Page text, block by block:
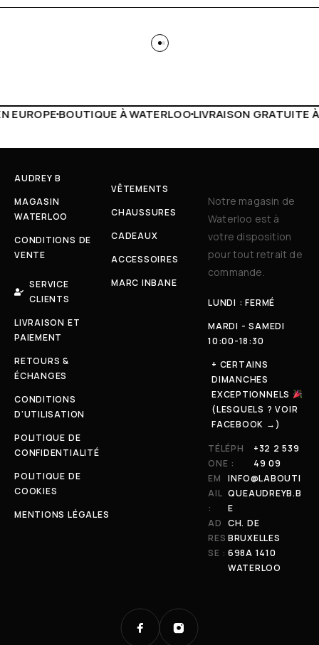
LIVRAISON GRATUITE À PARTIR DE 150€LIVE
AUDREY B
MAGASIN
WATERLOO
CONDITIONS DE
VENTE
SERVICE
CLIENTS
LIVRAISON ET
PAIEMENT
RETOURS &
ÉCHANGES
CONDITIONS
D'UTILISATION
POLITIQUE DE
CONFIDENTIALITÉ
POLITIQUE DE
COOKIES
MENTIONS LÉGALES
VÊTEMENTS
CHAUSSURES
CADEAUX
ACCESSOIRES
MARC INBANE
Notre magasin de
Waterloo est à
votre disposition
pour tout retrait de
commande.
LUNDI : FERMÉ
MARDI - SAMEDI
10:00-18:30
+ CERTAINS
DIMANCHES
EXCEPTIONNELS
(LESQUELS ? VOIR
FACEBOOK →)
TÉLÉPH
ONE :
+32 2 539
49 09
EM
AIL
:
INFO@LABOUTI
QUEAUDREYB.B
E
AD
RES
SE :
CH. DE
BRUXELLES
698A 1410
WATERLOO